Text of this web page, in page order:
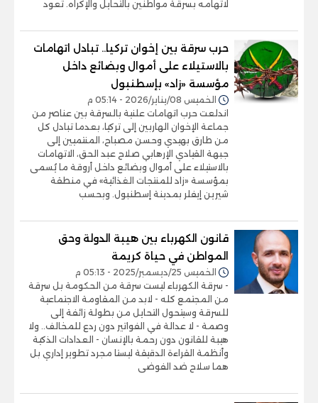
لاتهامه بسرقة مواطنين بالتحايل والإكراه. تعود
حرب سرقة بين إخوان تركيا.. تبادل اتهامات
بالاستيلاء على أموال وبضائع داخل
مؤسسة «زاد» بإسطنبول
الخميس 08/يناير/2026 - 05:14 م
اندلعت حرب اتهامات علنية بالسرقة بين عناصر من
جماعة الإخوان الهاربين إلى تركيا، بعدما تبادل كل
من طارق بهيدي وحسن مصباح، المنتميين إلى
جبهة القيادي الإرهابي صلاح عبد الحق، الاتهامات
بالاستيلاء على أموال وبضائع داخل أروقة ما يُسمى
بمؤسسة «زاد للمنتجات الغذائية» في منطقة
شيرين إيفلر بمدينة إسطنبول. وبحسب
قانون الكهرباء بين هيبة الدولة وحق
المواطن في حياة كريمة
الخميس 25/ديسمبر/2025 - 05:13 م
- سرقة الكهرباء ليست سرقة من الحكومة بل سرقة
من المجتمع كله - لابد من المقاومة الاجتماعية
للسرقة وسيتحول التحايل من بطولة زائفة إلى
وصمة - لا عدالة في الفواتير دون ردع للمخالف.. ولا
هيبة للقانون دون رحمة بالإنسان - العدادات الذكية
وأنظمة القراءة الدقيقة ليستا مجرد تطوير إداري بل
هما سلاح ضد الفوضى